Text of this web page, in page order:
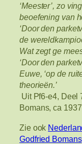
‘Meester’, zo
beoefening van
‘Door den
de
Wat zegt ge
‘Door den
Euwe, ‘op de
theorieën.’
Uit Pf6-e4, Deel
Bomans, ca 1937
Zie ook
Godfried Bomans